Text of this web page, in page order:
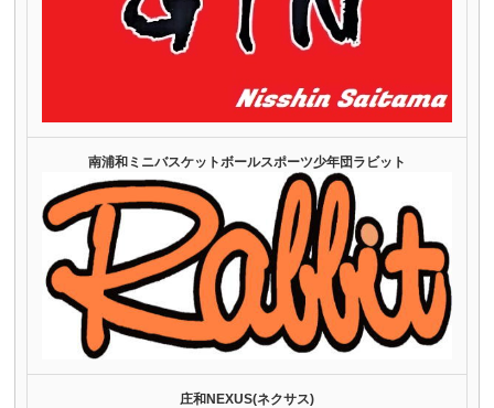
南浦和ミニバスケットボールスポーツ少年団ラビット
庄和NEXUS(ネクサス)